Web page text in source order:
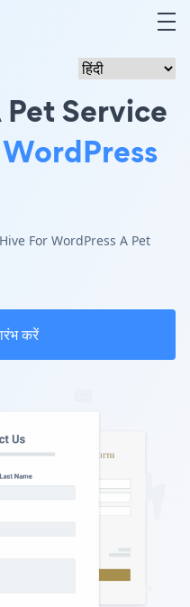
Pet Service
के Hive For WordPress A Pet
करें